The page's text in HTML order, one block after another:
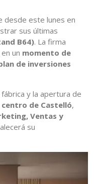
desde este lunes en
sus últimas
B64). La firma
un momento de
de inversiones
fábrica y la apertura de
centro de Castelló,
Ventas y
su